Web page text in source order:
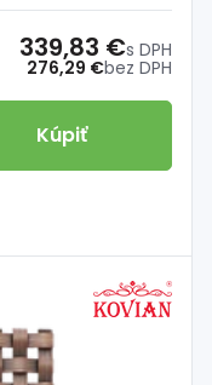
276,29 €bez DPH
339,83 €s DPH
Kúpiť